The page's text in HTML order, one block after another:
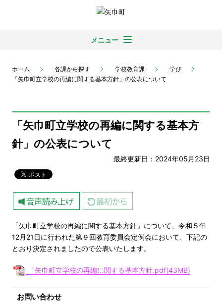
メニュー
ホーム 各課から探す 学校教育課
学び
「矢巾町立学校の再編に関する基本方針」の公表について
「矢巾町立学校の再編に関する基本方
針」の公表について
最終更新日：2024年05月23日
「矢巾町立学校の再編に関する基本方針」について、令和５年
12月21日に行われた第９回教育委員会定例会において、下記の
とおり決定されましたので公表いたします。
「矢巾町立学校の再編に関する基本方針.pdf(43MB)
お問い合わせ